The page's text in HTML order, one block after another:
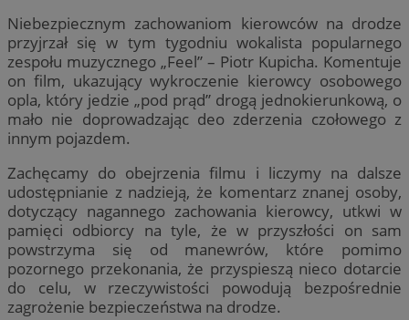
Niebezpiecznym zachowaniom kierowców na drodze
przyjrzał się w tym tygodniu wokalista popularnego
zespołu muzycznego „Feel” – Piotr Kupicha. Komentuje
on film, ukazujący wykroczenie kierowcy osobowego
opla, który jedzie „pod prąd” drogą jednokierunkową, o
mało nie doprowadzając deo zderzenia czołowego z
innym pojazdem.
Zachęcamy do obejrzenia filmu i liczymy na dalsze
udostępnianie z nadzieją, że komentarz znanej osoby,
dotyczący nagannego zachowania kierowcy, utkwi w
pamięci odbiorcy na tyle, że w przyszłości on sam
powstrzyma się od manewrów, które pomimo
pozornego przekonania, że przyspieszą nieco dotarcie
do celu, w rzeczywistości powodują bezpośrednie
zagrożenie bezpieczeństwa na drodze.